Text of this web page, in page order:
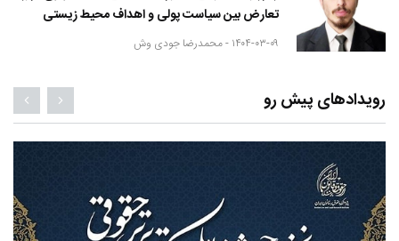
تعارض بین سیاست پولی و اهداف محیط زیستی
۱۴۰۴-۰۳-۰۹ - محمدرضا جودی وش
رویدادهای پیش رو